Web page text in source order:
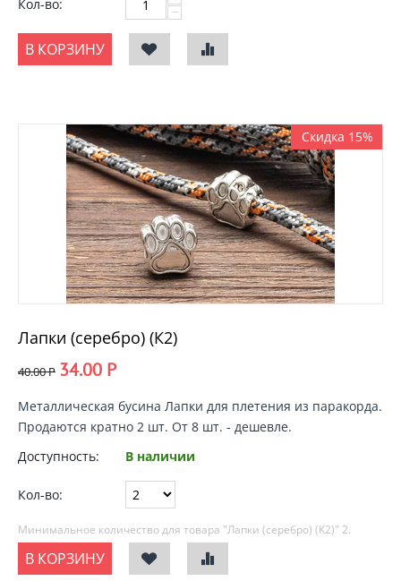
Кол-во:
−
В КОРЗИНУ
Скидка 15%
Лапки (серебро) (К2)
40.00Р 34.00 Р
Металлическая бусина Лапки для плетения из паракорда.
Продаются кратно 2 шт. От 8 шт. - дешевле.
Доступность:
В наличии
Кол-во:
Минимальное количество для товара "Лапки (серебро) (К2)" 2.
В КОРЗИНУ